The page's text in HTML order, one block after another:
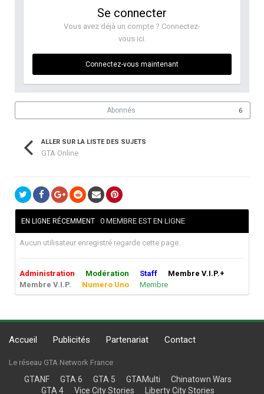
Se connecter
Vous avez déjà un compte ? Connectez-
vous ici.
Connectez-vous maintenant
Abonnés 6
ALLER SUR LA LISTE DES SUJETS
GTA Online
EN LIGNE RÉCEMMENT 0 MEMBRE EST EN LIGNE
Aucun utilisateur enregistré regarde cette page.
Administration Modération Staff
Membre V.I.P.+
Membre V.I.P.
Numero Uno Membre
Accueil Publicités Partenariat Contact
Le réseau GTA Network France
GTANF GTA 6 GTA 5 GTAMulti
Chinatown Wars
GTA 4
Vice City Stories Liberty City Stories